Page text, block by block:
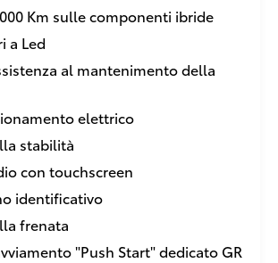
Km sulle componenti ibride
a Led
al mantenimento della
elettrico
stabilità
con touchscreen
identificativo
frenata
"Push Start" dedicato GR